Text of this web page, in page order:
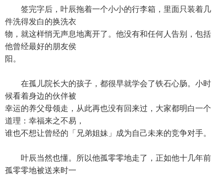
签完字后，叶辰拖着一个小小的行李箱，里面只装着几
件洗得发白的换洗衣
物，就这样悄无声息地离开了。他没有和任何人告别，包括
他曾经最好的朋友侯
阳。
在孤儿院长大的孩子，都很早就学会了铁石心肠。小时
候看着身边的伙伴被
幸运的养父母领走，从此再也没有回来过，大家都明白一个
道理：幸福来之不易，
谁也不想让曾经的「兄弟姐妹」成为自己未来的竞争对手。
叶辰当然也懂。所以他孤零零地走了，正如他十几年前
孤零零地被送来时一